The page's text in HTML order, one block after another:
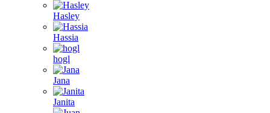
Hasley
Hassia
hogl
Jana
Janita